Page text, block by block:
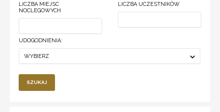
LICZBA MIEJSC
NOCLEGOWYCH
LICZBA UCZESTNIKÓW
UDOGODNIENIA:
WYBIERZ
SZUKAJ